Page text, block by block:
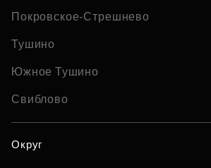
Покровское-Стрешнево
Тушино
Южное Тушино
Свиблово
Округ